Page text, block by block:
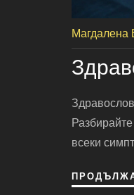
Магдалена
всеки